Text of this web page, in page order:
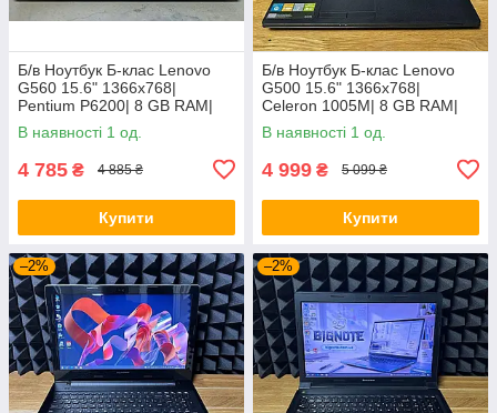
Б/в Ноутбук Б-клас Lenovo
G560 15.6" 1366x768|
Pentium P6200| 8 GB RAM|
120 GB SSD| HD
В наявності 1 од.
4 785 ₴ 4 885 ₴
Купити
Б/в Ноутбук Б-клас Lenovo
G500 15.6" 1366x768|
Celeron 1005M| 8 GB RAM|
128 GB SSD| HD
В наявності 1 од.
4 999 ₴ 5 099 ₴
Купити
–2% –2%